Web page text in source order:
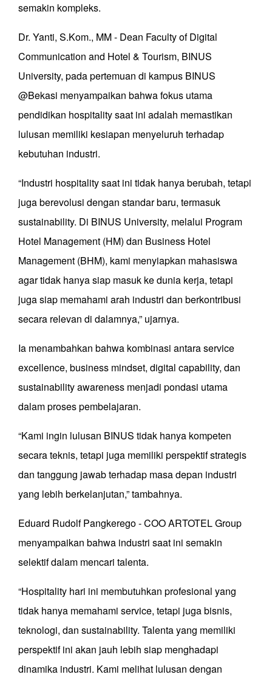
semakin kompleks.
Dr. Yanti, S.Kom., MM - Dean Faculty of Digital
Communication and Hotel & Tourism, BINUS
University, pada pertemuan di kampus BINUS
@Bekasi menyampaikan bahwa fokus utama
pendidikan hospitality saat ini adalah memastikan
lulusan memiliki kesiapan menyeluruh terhadap
kebutuhan industri.
“Industri hospitality saat ini tidak hanya berubah, tetapi
juga berevolusi dengan standar baru, termasuk
sustainability. Di BINUS University, melalui Program
Hotel Management (HM) dan Business Hotel
Management (BHM), kami menyiapkan mahasiswa
agar tidak hanya siap masuk ke dunia kerja, tetapi
juga siap memahami arah industri dan berkontribusi
secara relevan di dalamnya,” ujarnya.
Ia menambahkan bahwa kombinasi antara service
excellence, business mindset, digital capability, dan
sustainability awareness menjadi pondasi utama
dalam proses pembelajaran.
“Kami ingin lulusan BINUS tidak hanya kompeten
secara teknis, tetapi juga memiliki perspektif strategis
dan tanggung jawab terhadap masa depan industri
yang lebih berkelanjutan,” tambahnya.
Eduard Rudolf Pangkerego - COO ARTOTEL Group
menyampaikan bahwa industri saat ini semakin
selektif dalam mencari talenta.
“Hospitality hari ini membutuhkan profesional yang
tidak hanya memahami service, tetapi juga bisnis,
teknologi, dan sustainability. Talenta yang memiliki
perspektif ini akan jauh lebih siap menghadapi
dinamika industri. Kami melihat lulusan dengan